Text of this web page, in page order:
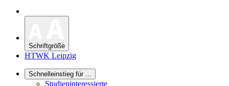
Schriftgröße
HTWK Leipzig
Schnelleinstieg für ...
Studieninteressierte